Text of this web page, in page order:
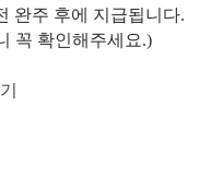
완주 후에 지급됩니다.
꼭 확인해주세요.)